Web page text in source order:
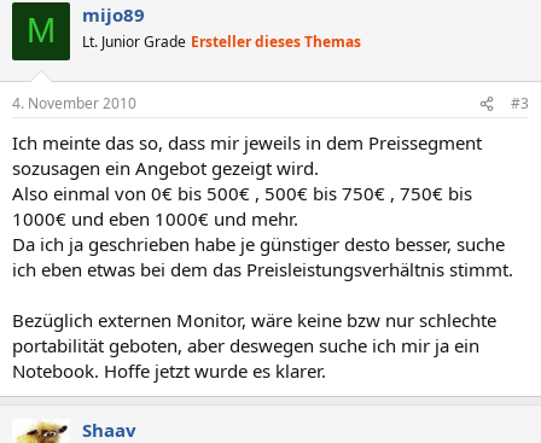
M mijo89
Lt. Junior Grade Ersteller dieses Themas
4. November 2010 #3
Ich meinte das so, dass mir jeweils in dem Preissegment
sozusagen ein Angebot gezeigt wird.
Also einmal von 0€ bis 500€ , 500€ bis 750€ , 750€ bis
1000€ und eben 1000€ und mehr.
Da ich ja geschrieben habe je günstiger desto besser, suche
ich eben etwas bei dem das Preisleistungsverhältnis stimmt.
Bezüglich externen Monitor, wäre keine bzw nur schlechte
portabilität geboten, aber deswegen suche ich mir ja ein
Notebook. Hoffe jetzt wurde es klarer.
Shaav